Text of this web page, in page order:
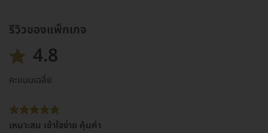
รีวิวของแพ็กเกจ
4.8
คะแนนเฉลี่ย
เหมาะสม เข้าใจง่าย คุ้มค่า